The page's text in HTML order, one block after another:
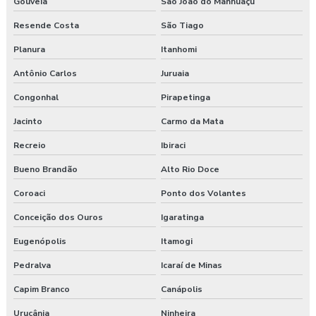
Resende Costa São Tiago
Planura Itanhomi
Antônio Carlos Juruaia
Congonhal Pirapetinga
Jacinto Carmo da Mata
Recreio Ibiraci
Bueno Brandão Alto Rio Doce
Coroaci Ponto dos Volantes
Conceição dos Ouros Igaratinga
Eugenópolis Itamogi
Pedralva Icaraí de Minas
Capim Branco Canápolis
Urucânia Ninheira